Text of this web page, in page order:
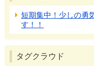
短期集中！少しの勇
す！！
タグクラウド